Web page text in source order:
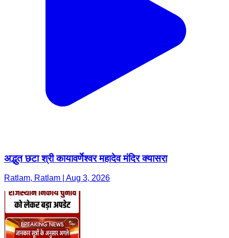
अद्भुत छटा श्री कायावर्णेश्वर महादेव मंदिर क्यासरा
Ratlam, Ratlam | Aug 3, 2026